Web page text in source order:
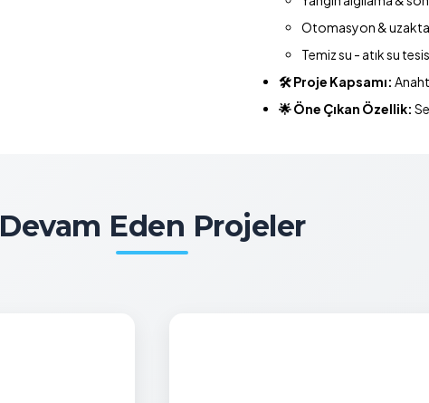
Otomasyon &
Temiz su - atık su
🛠️ Proje Kapsamı:
🌟 Öne Çıkan Özellik:
Devam Eden Projeler